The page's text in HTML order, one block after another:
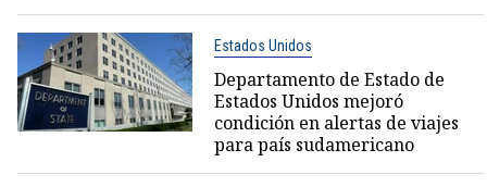
Estados Unidos
Departamento de Estado de
Estados Unidos mejoró
condición en alertas de viajes
para país sudamericano